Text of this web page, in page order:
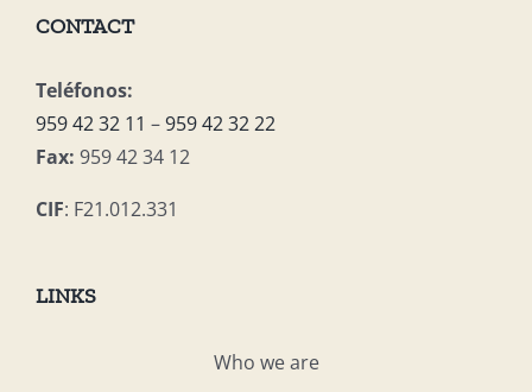
CONTACT
Teléfonos:
959 42 32 11 –959 42 32 22
Fax: 959 42 34 12
CIF: F21.012.331
LINKS
Who we are